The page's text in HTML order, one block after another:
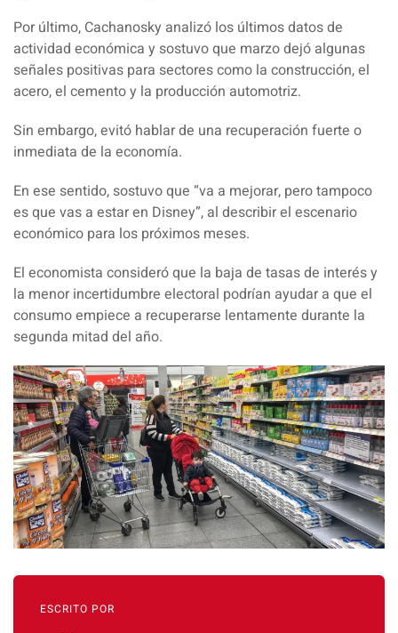
Por último, Cachanosky analizó los últimos datos de
actividad económica y sostuvo que marzo dejó algunas
señales positivas para sectores como la construcción, el
acero, el cemento y la producción automotriz.
Sin embargo, evitó hablar de una recuperación fuerte o
inmediata de la economía.
En ese sentido, sostuvo que “va a mejorar, pero tampoco
es que vas a estar en Disney”, al describir el escenario
económico para los próximos meses.
El economista consideró que la baja de tasas de interés y
la menor incertidumbre electoral podrían ayudar a que el
consumo empiece a recuperarse lentamente durante la
segunda mitad del año.
ESCRITO POR